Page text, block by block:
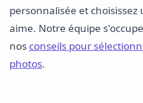
personnalisée et
aime. Notre équipe
nos conseils pour
photos.